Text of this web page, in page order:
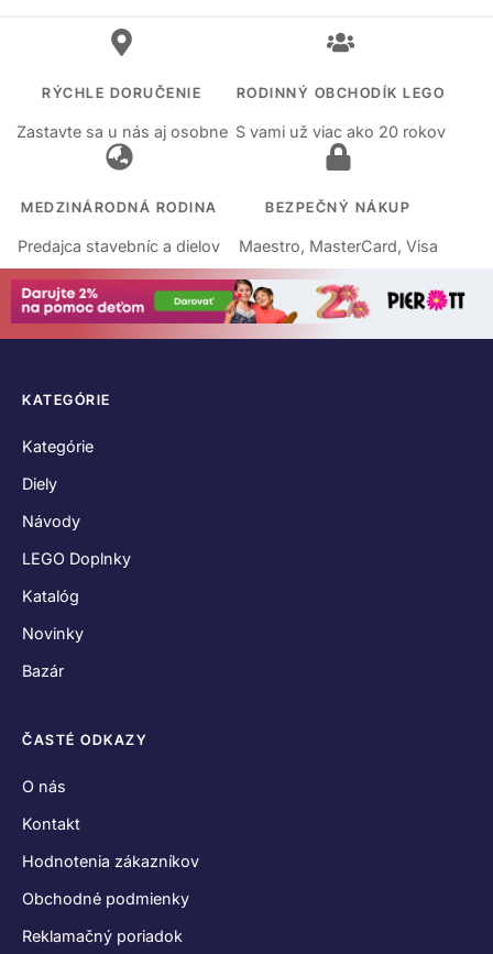
RÝCHLE DORUČENIE
Zastavte sa u nás aj osobne
RODINNÝ OBCHODÍK LEGO
S vami už viac ako 20 rokov
MEDZINÁRODNÁ RODINA
Predajca stavebníc a dielov
BEZPEČNÝ NÁKUP
Maestro, MasterCard, Visa
KATEGÓRIE
Kategórie
Diely
Návody
LEGO Doplnky
Katalóg
Novinky
Bazár
ČASTÉ ODKAZY
O nás
Kontakt
Hodnotenia zákazníkov
Obchodné podmienky
Reklamačný poriadok